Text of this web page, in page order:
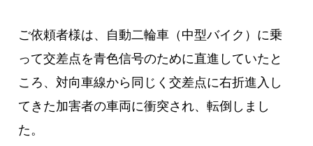
ご依頼者様は、自動二輪車（中型バイク）に乗
って交差点を青色信号のために直進していたと
ころ、対向車線から同じく交差点に右折進入し
てきた加害者の車両に衝突され、転倒しまし
た。